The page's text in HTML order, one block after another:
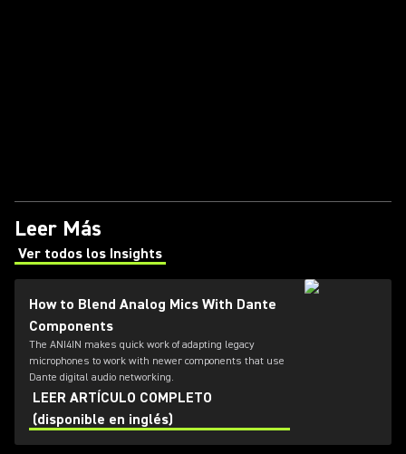
Leer Más
Ver todos los Insights
(Opens in a new tab)
How to Blend Analog Mics With Dante
Components
The ANI4IN makes quick work of adapting legacy
microphones to work with newer components that use
Dante digital audio networking.
LEER ARTÍCULO COMPLETO
(disponible en inglés)